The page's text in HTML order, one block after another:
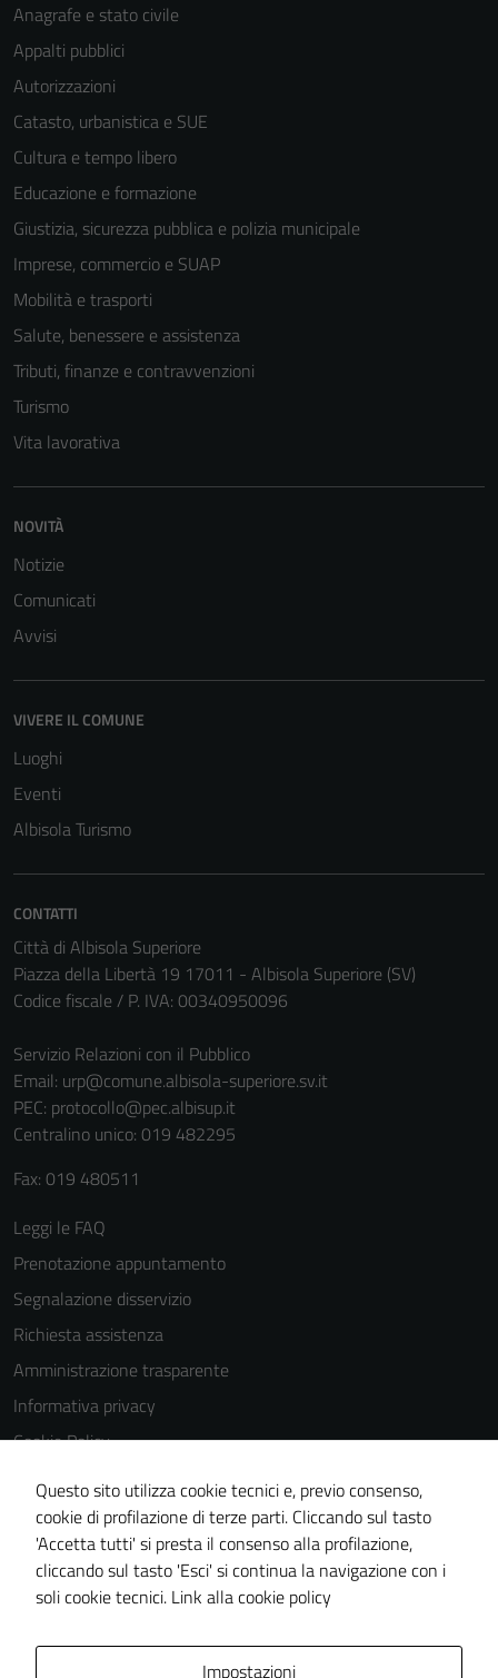
Anagrafe e stato civile
Appalti pubblici
Autorizzazioni
Catasto, urbanistica e SUE
Cultura e tempo libero
Educazione e formazione
Giustizia, sicurezza pubblica e polizia municipale
Imprese, commercio e SUAP
Mobilità e trasporti
Salute, benessere e assistenza
Tributi, finanze e contravvenzioni
Turismo
Vita lavorativa
NOVITÀ
Notizie
Comunicati
Avvisi
VIVERE IL COMUNE
Luoghi
Eventi
Albisola Turismo
CONTATTI
Città di Albisola Superiore
Piazza della Libertà 19 17011 - Albisola Superiore (SV)
Codice fiscale / P. IVA: 00340950096
Servizio Relazioni con il Pubblico
Email: urp@comune.albisola-superiore.sv.it
PEC: protocollo@pec.albisup.it
Centralino unico: 019 482295
Fax: 019 480511
Leggi le FAQ
Prenotazione appuntamento
Segnalazione disservizio
Richiesta assistenza
Amministrazione trasparente
Informativa privacy
Cookie Policy
Note legali
Dichiarazione di accessibilità
Piano di miglioramento del sito
Statistiche sito web
Questo sito utilizza cookie tecnici e, previo consenso,
cookie di profilazione di terze parti. Cliccando sul tasto
'Accetta tutti' si presta il consenso alla profilazione,
cliccando sul tasto 'Esci' si continua la navigazione con i
soli cookie tecnici. Link alla cookie policy
Impostazioni
per il
essere
disabilitati.
informazioni